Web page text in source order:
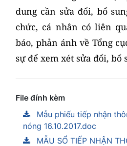
dung cần sửa đổi, bổ
chức, cá nhân có liên
báo, phản ánh về Tổng
sự để xem xét sửa đổi, bổ
File đính kèm
Mẫu phiếu tiếp nhận
nóng 16.10.2017.doc
MẪU SỔ TIẾP NHẬN